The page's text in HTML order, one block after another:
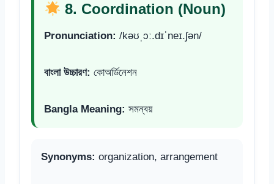
8. Coordination (Noun)
Pronunciation: /kəʊˌɔː.dɪˈneɪ.ʃən/
বাংলা উচ্চারণ: কোঅর্ডিনেশন
Bangla Meaning: সমন্বয়
Synonyms: organization, arrangement